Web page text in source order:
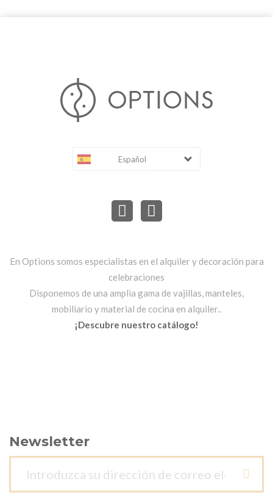
Español
En Options somos especialistas en el alquiler y decoración para
celebraciones
Disponemos de una amplia gama de vajillas, manteles,
mobiliario y material de cocina en alquiler..
¡Descubre nuestro catálogo!
Newsletter